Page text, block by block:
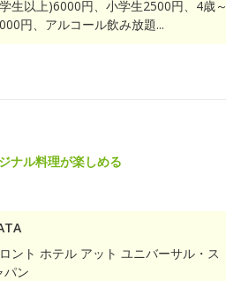
生以上)6000円、小学生2500円、4歳～
円、アルコール飲み放題...
ナル料理が楽しめる
ント ホテル アット ユニバーサル・ス
パン